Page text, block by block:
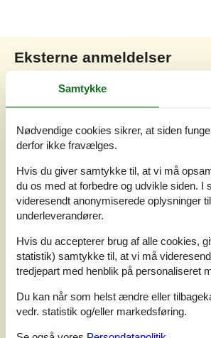
Eksterne anmeldelser
4,0
3 eksterne
4,6
Generelt: 4,5
Generel:
Nice house Nice weather throughout the
starting the sauna, were solved on the 3rd
used to towels etc at arrival. Cleaning
the price. But overall we were happy, with
Samtykke
Nødvendige cookies sikrer, at siden
derfor ikke fravælges.
Hvis du giver samtykke til, at vi må
du os med at forbedre og udvikle siden. I
videresendt anonymiserede oplysninger
underleverandører.
Hvis du accepterer brug af alle cookies,
statistik) samtykke til, at vi må
tredjepart med henblik på personaliseret
Du kan når som helst ændre eller
vedr. statistik og/eller markedsføring.